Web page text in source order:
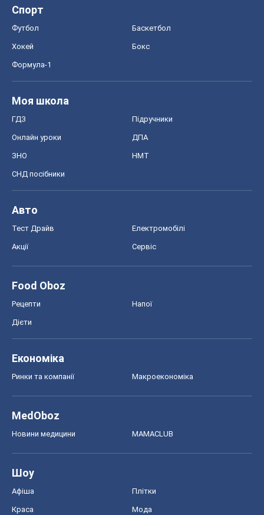
Спорт
Футбол Баскетбол
Хокей Бокс
Формула-1
Моя школа
ГДЗ Підручники
Онлайн уроки ДПА
ЗНО НМТ
СНД посібники
Авто
Тест Драйв Електромобілі
Акції Сервіс
Food Oboz
Рецепти Напої
Дієти
Економіка
Ринки та компанії Макроекономіка
MedOboz
Новини медицини MAMACLUB
Шоу
Афіша Плітки
Краса Мода